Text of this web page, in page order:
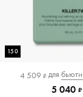
150
4 509 ₽ для
5 040 ₽